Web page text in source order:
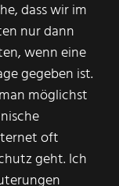
dass wir im
nur dann
wenn eine
gegeben ist.
möglichst
oft
geht. Ich